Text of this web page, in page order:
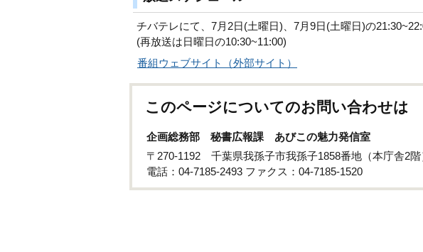
チバテレにて、7月2日(土曜日)、7月9日(土曜日)の
(再放送は日曜日の10:30~11:00)
番組ウェブサイト（外部サイト）
このページについてのお問い合わせは
企画総務部 秘書広報課 あびこの魅力発信室
〒270-1192 千葉県我孫子市我孫子1858番地（本庁舎2階
電話：04-7185-2493 ファクス：04-7185‐1520